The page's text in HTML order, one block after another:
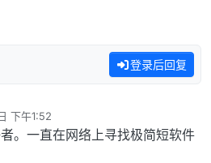
登录后回复
下午1:52
。一直在网络上寻找极简短软件